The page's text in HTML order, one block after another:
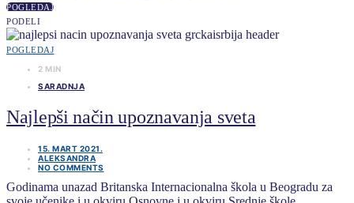
POGLEDAJ
PODELI
POGLEDAJ
2 MIN
SARADNJA
Najlepši način upoznavanja sveta
15. MART 2021.
ALEKSANDRA
NO COMMENTS
Godinama unazad Britanska Internacionalna škola u Beogradu za